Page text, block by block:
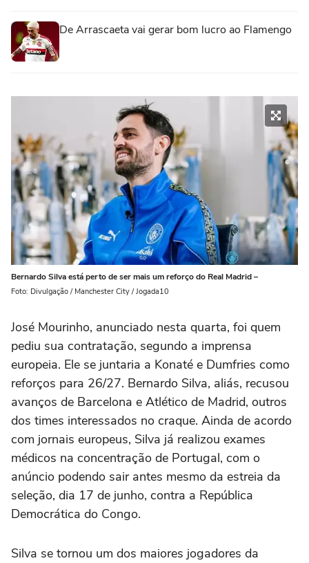
De Arrascaeta vai gerar bom lucro ao Flamengo
Bernardo Silva está perto de ser mais um reforço do Real Madrid –
Foto: Divulgação / Manchester City / Jogada10
José Mourinho, anunciado nesta quarta, foi quem
pediu sua contratação, segundo a imprensa
europeia. Ele se juntaria a Konaté e Dumfries como
reforços para 26/27. Bernardo Silva, aliás, recusou
avanços de Barcelona e Atlético de Madrid, outros
dos times interessados no craque. Ainda de acordo
com jornais europeus, Silva já realizou exames
médicos na concentração de Portugal, com o
anúncio podendo sair antes mesmo da estreia da
seleção, dia 17 de junho, contra a República
Democrática do Congo.
Silva se tornou um dos maiores jogadores da